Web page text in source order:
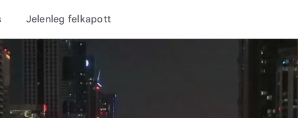
Jelenleg felkapott